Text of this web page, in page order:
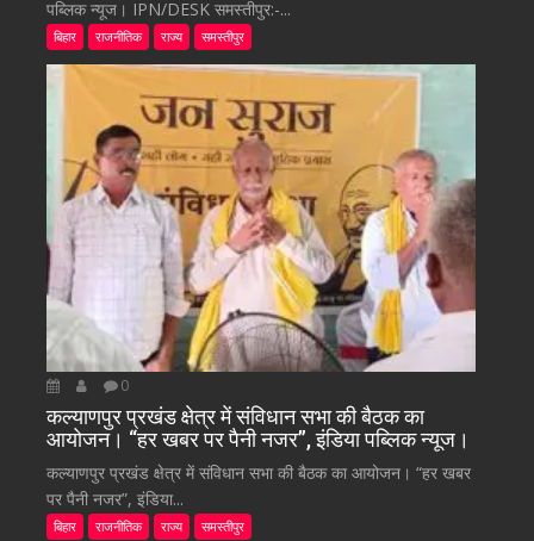
पब्लिक न्यूज। IPN/DESK समस्तीपुर:-...
बिहार राजनीतिक राज्य समस्तीपुर
0
कल्याणपुर प्रखंड क्षेत्र में संविधान सभा की बैठक का
आयोजन। “हर खबर पर पैनी नजर”, इंडिया पब्लिक न्यूज।
कल्याणपुर प्रखंड क्षेत्र में संविधान सभा की बैठक का आयोजन। “हर खबर
पर पैनी नजर”, इंडिया...
बिहार राजनीतिक राज्य समस्तीपुर